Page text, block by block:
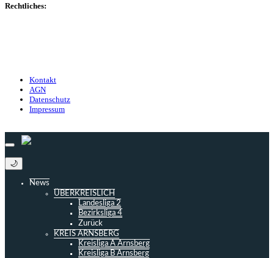
Rechtliches:
Kontakt
AGN
Datenschutz
Impressum
🌙
News
ÜBERKREISLICH
Landesliga 2
Bezirksliga 4
Zurück
KREIS ARNSBERG
Kreisliga A Arnsberg
Kreisliga B Arnsberg